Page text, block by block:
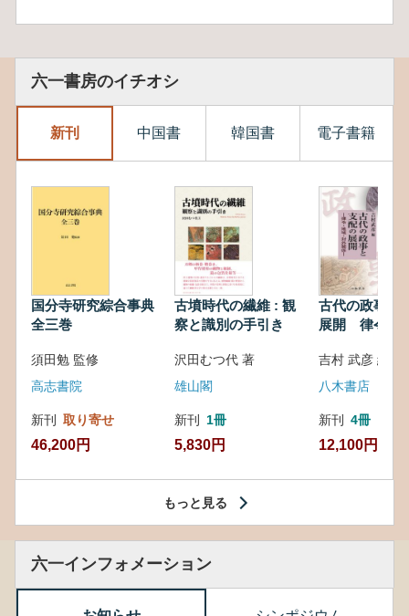
六一書房のイチオシ
新刊 中国書 韓国書 電子書籍
国分寺研究綜合事典
全三巻
須田勉 監修
高志書院
新刊 取り寄せ
46,200円
古墳時代の繊維 : 観
察と識別の手引き
沢田むつ代 著
雄山閣
新刊 1冊
5,830円
古代の政事と
展開 律令・
吉村 武彦 編集
八木書店
新刊 4冊
12,100円
もっと見る
六一インフォメーション